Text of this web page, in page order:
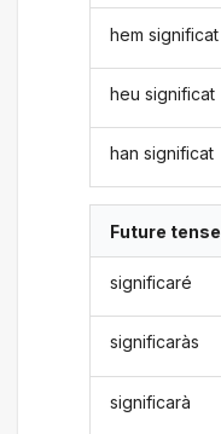
hem significat
heu significat
han significat
Future tense
significaré
significaràs
significarà